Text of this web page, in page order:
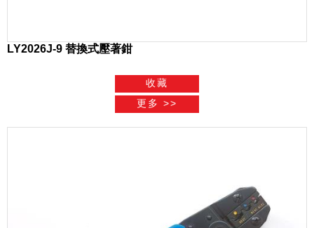
LY2026J-9 替換式壓著鉗